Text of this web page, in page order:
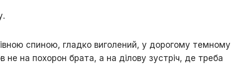
спиною, гладко виголений, у дорогому темному
не на похорон брата, а на ділову зустріч, де треба